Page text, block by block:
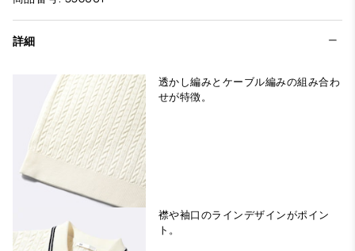
詳細
透かし編みとケーブル編みの組み合わ
せが特徴。
襟や袖口のラインデザインがポイン
ト。